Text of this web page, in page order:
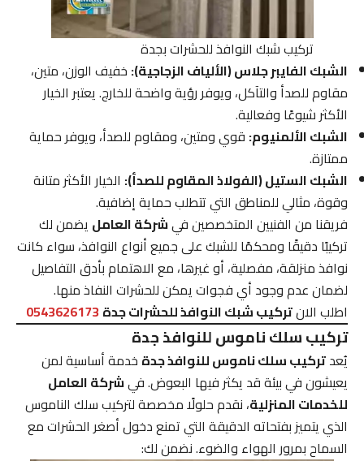
تركيب شبك النوافذ للحشرات بجدة
الشبك الفايبر جلاس (الألياف الزجاجية):خفيف الوزن، متين،
مقاوم للصدأ والتآكل، ويوفر رؤية واضحة للخارج. يعتبر الخيار
الأكثر شيوعًا وفعالية.
الشبك الألمنيوم:قوي ومتين، ومقاوم للصدأ، ويوفر حماية
ممتازة.
الشبك الستيل (الفولاذ المقاوم للصدأ):الخيار الأكثر متانة
وقوة، مثالي للمناطق التي تتطلب حماية إضافية.
فريقنا من الفنيين المتخصصين فيشركة العامليضمن لك
تركيبًا دقيقًا ومحكمًا للشبك على جميع أنواع النوافذ، سواء كانت
نوافذ منزلقة، مفصلية، أو غيرها، مع الاهتمام بأدق التفاصيل
لضمان عدم وجود أي فجوات يمكن للحشرات النفاذ منها.
اطلب الانتركيب شبك النوافذ للحشرات جدة0543626173
تركيب سلك ناموس للنوافذ جدة
يُعدتركيب سلك ناموس للنوافذ جدةخدمة أساسية لمن
يعيشون في بيئة قد يكثر فيها البعوض. فيشركة العامل
للخدمات المنزلية، نقدم حلولًا مخصصة لتركيب سلك الناموس
الذي يتميز بفتحاته الدقيقة التي تمنع دخول أصغر الحشرات مع
السماح بمرور الهواء والضوء. نضمن لك: